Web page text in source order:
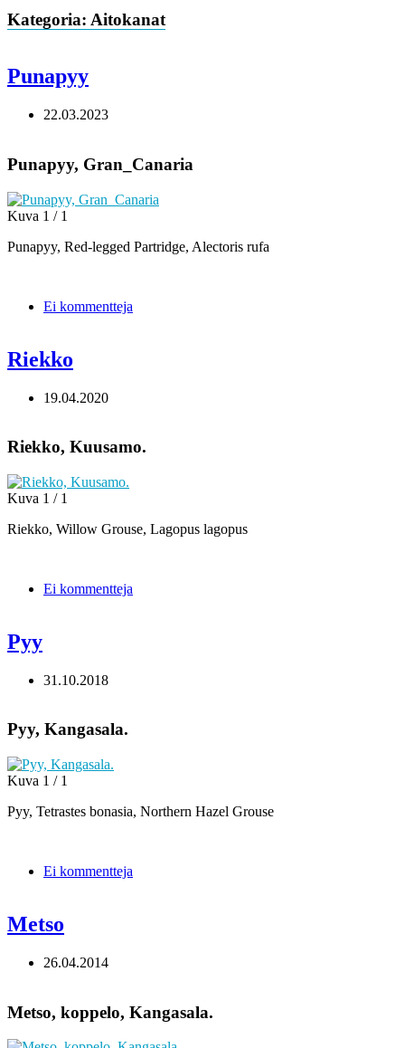
Kategoria: Aitokanat
Punapyy
22.03.2023
Punapyy, Gran_Canaria
Kuva 1 / 1
Punapyy, Red-legged Partridge, Alectoris rufa
Ei kommentteja
Riekko
19.04.2020
Riekko, Kuusamo.
Kuva 1 / 1
Riekko, Willow Grouse, Lagopus lagopus
Ei kommentteja
Pyy
31.10.2018
Pyy, Kangasala.
Kuva 1 / 1
Pyy, Tetrastes bonasia, Northern Hazel Grouse
Ei kommentteja
Metso
26.04.2014
Metso, koppelo, Kangasala.